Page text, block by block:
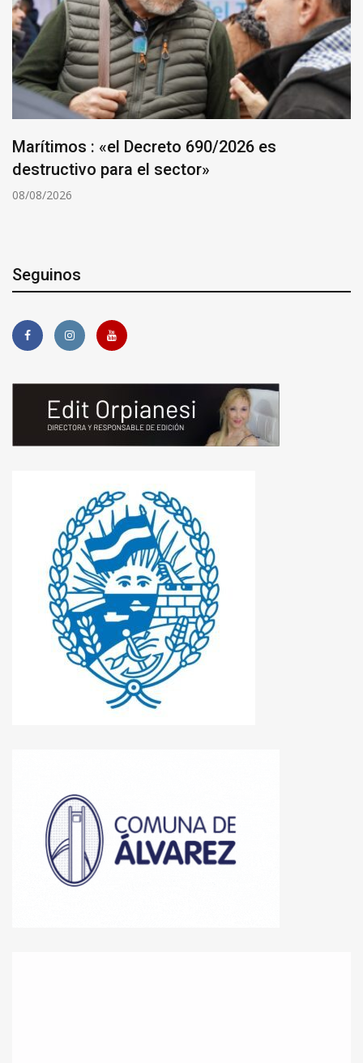
Marítimos : «el Decreto 690/2026 es
destructivo para el sector»
08/08/2026
Seguinos